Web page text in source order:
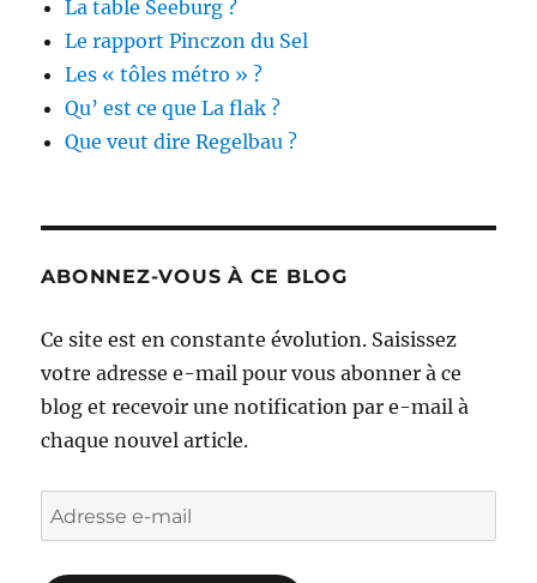
La table Seeburg ?
Le rapport Pinczon du Sel
Les « tôles métro » ?
Qu’ est ce que La flak ?
Que veut dire Regelbau ?
ABONNEZ-VOUS À CE BLOG
Ce site est en constante évolution. Saisissez
votre adresse e-mail pour vous abonner à ce
blog et recevoir une notification par e-mail à
chaque nouvel article.
Adresse
e-
mail